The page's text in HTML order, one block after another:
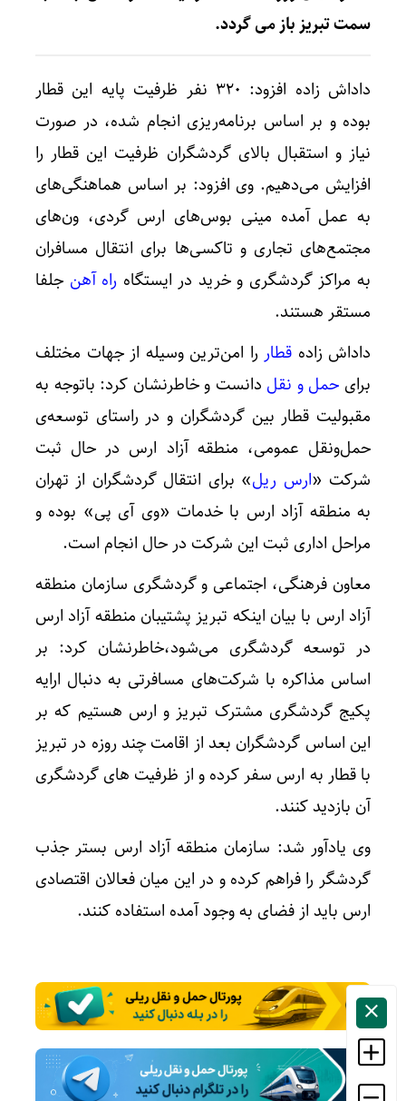
سمت تبریز باز می گردد.
داداش زاده افزود: ۳۲۰ نفر ظرفیت پایه این قطار
بوده و بر اساس برنامه‌ریزی انجام شده، در صورت
نیاز و استقبال بالای گردشگران ظرفیت این قطار را
افزایش می‌دهیم. وی افزود: بر اساس هماهنگی‌های
به عمل آمده مینی بوس‌های ارس گردی، ون‌های
مجتمع‌های تجاری و تاکسی‌ها برای انتقال مسافران
به مراکز گردشگری و خرید در ایستگاه راه آهن جلفا
مستقر هستند.
داداش زاده قطار را امن‌ترین وسیله از جهات مختلف
برای حمل و نقل دانست و خاطرنشان کرد: باتوجه به
مقبولیت قطار بین گردشگران و در راستای توسعه‌ی
حمل‌ونقل عمومی، منطقه آزاد ارس در حال ثبت
شرکت «ارس ریل» برای انتقال گردشگران از تهران
به منطقه آزاد ارس با خدمات «وی آی پی» بوده و
مراحل اداری ثبت این شرکت در حال انجام است.
معاون فرهنگی، اجتماعی و گردشگری سازمان منطقه
آزاد ارس با بیان اینکه تبریز پشتیبان منطقه آزاد ارس
در توسعه گردشگری می‌شود،خاطرنشان کرد: بر
اساس مذاکره با شرکت‌های مسافرتی به دنبال ارایه
پکیج گردشگری مشترک تبریز و ارس هستیم که بر
این اساس گردشگران بعد از اقامت چند روزه در تبریز
با قطار به ارس سفر کرده و از ظرفیت های گردشگری
آن بازدید کنند.
وی یادآور شد: سازمان منطقه آزاد ارس بستر جذب
گردشگر را فراهم کرده و در این میان فعالان اقتصادی
ارس باید از فضای به وجود آمده استفاده کنند.